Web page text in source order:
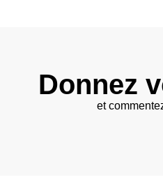
Donnez
et